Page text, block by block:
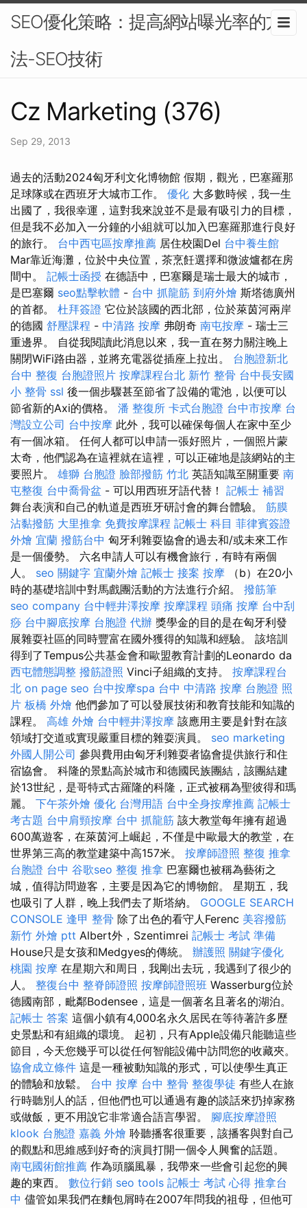
SEO優化策略：提高網站曝光率的方
法-SEO技術
Cz Marketing (376)
Sep 29, 2013
過去的活動2024匈牙利文化博物館 假期，觀光，巴塞羅那
足球隊或在西班牙大城市工作。 優化 大多數時候，我一生
出國了，我很幸運，這對我來說並不是最有吸引力的目標，
但是我不必加入一分鐘的小組就可以加入巴塞羅那進行良好
的旅行。 台中西屯區按摩推薦 居住校園Del 台中養生館
Mar靠近海灘，位於中央位置，茶烹飪選擇和微波爐都在房
間中。 記帳士函授 在德語中，巴塞爾是瑞士最大的城市，
是巴塞爾 seo點擊軟體 - 台中 抓龍筋 到府外燴 斯塔德廣州
的首都。 杜拜簽證 它位於該國的西北部，位於萊茵河兩岸
的德國 舒壓課程 - 中清路 按摩 弗朗奇 南屯按摩 - 瑞士三
重邊界。 自從我閱讀此消息以來，我一直在努力關注晚上
關閉WiFi路由器，並將充電器從插座上拉出。 台胞證新北
台中 整復 台胞證照片 按摩課程台北 新竹 整骨 台中長安國
小 整骨 ssl 後一個步驟甚至節省了設備的電池，以便可以
節省新的Axi的價格。 潘 整復所 卡式台胞證 台中市按摩 台
灣設立公司 台中按摩 此外，我可以確保每個人在家中至少
有一個冰箱。 任何人都可以申請一張好照片，一個照片蒙
太奇，他們認為在這裡就在這裡，可以正確地是該網站的主
要照片。 雄獅 台胞證 臉部撥筋 竹北 英語知識至關重要 南
屯整復 台中喬骨盆 - 可以用西班牙語代替！ 記帳士 補習
舞台表演和自己的軌道是西班牙研討會的舞台體驗。 筋膜
沾黏撥筋 大里推拿 免費按摩課程 記帳士 科目 菲律賓簽證
外燴 宜蘭 撥筋台中 匈牙利雜耍協會的過去和/或未來工作
是一個優勢。 六名申請人可以有機會旅行，有時有兩個
人。 seo 關鍵字 宜蘭外燴 記帳士 接案 按摩 （b）在20小
時的基礎培訓中對馬戲團活動的方法進行介紹。 撥筋筆
seo company 台中輕井澤按摩 按摩課程 頭痛 按摩 台中刮
痧 台中腳底按摩 台胞證 代辦 獎學金的目的是在匈牙利發
展雜耍社區的同時豐富在國外獲得的知識和經驗。 該培訓
得到了Tempus公共基金會和歐盟教育計劃的Leonardo da
西屯體態調整 撥筋證照 Vinci子組織的支持。 按摩課程台
北 on page seo 台中按摩spa 台中 中清路 按摩 台胞證 照
片 板橋 外燴 他們參加了可以發展技術和教育技能和知識的
課程。 高雄 外燴 台中輕井澤按摩 該應用主要是針對在該
領域打交道或實現嚴重目標的雜耍演員。 seo marketing
外國人開公司 參與費用由匈牙利雜耍者協會提供旅行和住
宿協會。 科隆的景點高於城市和德國民族團結，該團結建
於13世紀，是哥特式古羅隆的科隆，正式被稱為聖彼得和瑪
麗。 下午茶外燴 優化 台灣用語 台中全身按摩推薦 記帳士
考古題 台中肩頸按摩 台中 抓龍筋 該大教堂每年擁有超過
600萬遊客，在萊茵河上崛起，不僅是中歐最大的教堂，在
世界第三高的教堂建築中高157米。 按摩師證照 整復 推拿
台胞證 台中 谷歌seo 整復 推拿 巴塞爾也被稱為藝術之
城，值得訪問遊客，主要是因為它的博物館。 星期五，我
也吸引了人群，晚上我們去了斯塔納。 GOOGLE SEARCH
CONSOLE 逢甲 整骨 除了出色的看守人Ferenc 美容撥筋
新竹 外燴 ptt Albert外，Szentimrei 記帳士 考試 準備
House只是女孩和Medgyes的傳統。 辦護照 關鍵字優化
桃園 按摩 在星期六和周日，我剛出去玩，我遇到了很少的
人。 整復台中 整脊師證照 按摩師證照班 Wasserburg位於
德國南部，毗鄰Bodensee，這是一個著名且著名的湖泊。
記帳士 答案 這個小鎮有4,000名永久居民在等待著許多歷
史景點和有組織的環境。 起初，只有Apple設備只能聽這些
節目，今天您幾乎可以從任何智能設備中訪問您的收藏夾。
協會成立條件 這是一種被動知識的形式，可以使學生真正
的體驗和放鬆。 台中 按摩 台中 整骨 整復學徒 有些人在旅
行時聽別人的話，但他們也可以通過有趣的談話來扔掉家務
或做飯，更不用說它非常適合語言學習。 腳底按摩證照
klook 台胞證 嘉義 外燴 聆聽播客很重要，該播客與對自己
的觀點和思維感到好奇的演員打開一個令人興奮的話題。
南屯國術館推薦 作為頭腦風暴，我帶來一些會引起您的興
趣的東西。 數位行銷 seo tools 記帳士 考試 心得 推拿台
中 儘管如果我們在麵包屑時在2007年問我的祖母，但他可